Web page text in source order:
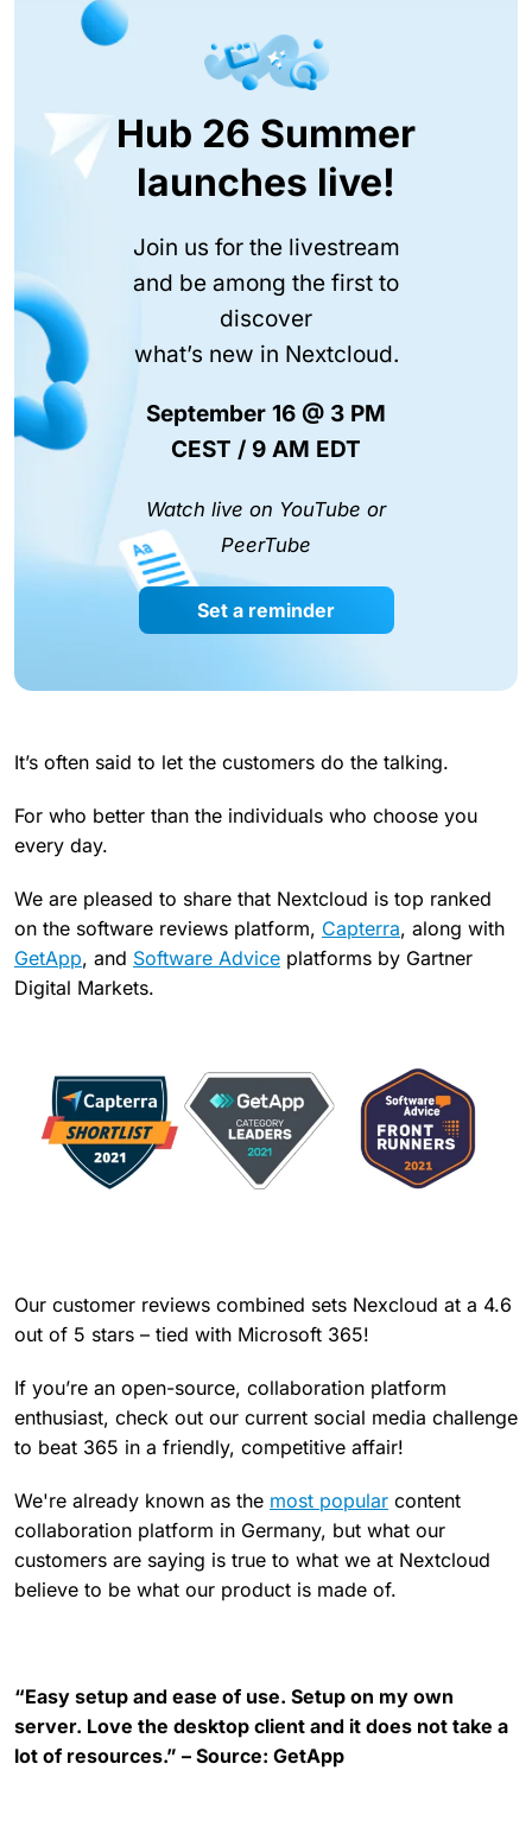
Hub 26 Summer
launches live!
Join us for the livestream
and be among the first to
discover
what’s new in Nextcloud.
September 16 @ 3 PM
CEST / 9 AM EDT
Watch live on YouTube or
PeerTube
Set a reminder
It’s often said to let the customers do the talking.
For who better than the individuals who choose you
every day.
We are pleased to share that Nextcloud is top ranked
on the software reviews platform, Capterra, along with
GetApp, and Software Advice platforms by Gartner
Digital Markets.
Our customer reviews combined sets Nexcloud at a 4.6
out of 5 stars – tied with Microsoft 365!
If you’re an open-source, collaboration platform
enthusiast, check out our current social media challenge
to beat 365 in a friendly, competitive affair!
We're already known as the most popular content
collaboration platform in Germany, but what our
customers are saying is true to what we at Nextcloud
believe to be what our product is made of.
“Easy setup and ease of use. Setup on my own
server. Love the desktop client and it does not take a
lot of resources.” – Source: GetApp